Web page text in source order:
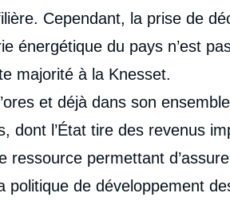
Cependant, la prise de
énergétique du pays n’est
majorité à la Knesset.
et déjà dans son
dont l’État tire des revenus
ressource permettant
politique de développement